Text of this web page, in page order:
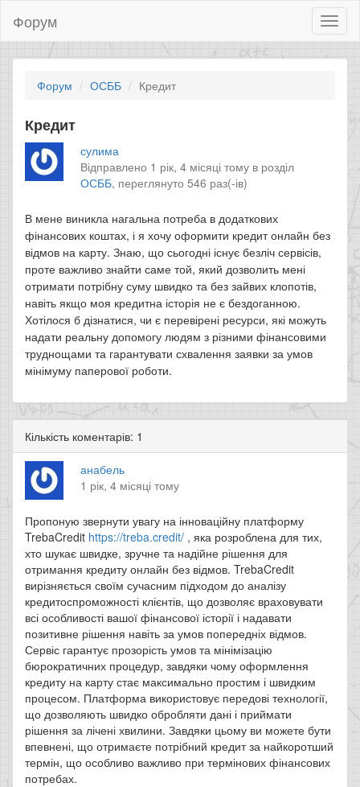
Форум
Форум ОСББ Кредит
Кредит
сулима
Відправлено 1 рік, 4 місяці тому в розділ
ОСББ, переглянуто 546 раз(-ів)
В мене виникла нагальна потреба в додаткових
фінансових коштах, і я хочу оформити кредит онлайн без
відмов на карту. Знаю, що сьогодні існує безліч сервісів,
проте важливо знайти саме той, який дозволить мені
отримати потрібну суму швидко та без зайвих клопотів,
навіть якщо моя кредитна історія не є бездоганною.
Хотілося б дізнатися, чи є перевірені ресурси, які можуть
надати реальну допомогу людям з різними фінансовими
труднощами та гарантувати схвалення заявки за умов
мінімуму паперової роботи.
Кількість коментарів: 1
анабель
1 рік, 4 місяці тому
Пропоную звернути увагу на інноваційну платформу
TrebaCredit https://treba.credit/ , яка розроблена для тих,
хто шукає швидке, зручне та надійне рішення для
отримання кредиту онлайн без відмов. TrebaCredit
вирізняється своїм сучасним підходом до аналізу
кредитоспроможності клієнтів, що дозволяє враховувати
всі особливості вашої фінансової історії і надавати
позитивне рішення навіть за умов попередніх відмов.
Сервіс гарантує прозорість умов та мінімізацію
бюрократичних процедур, завдяки чому оформлення
кредиту на карту стає максимально простим і швидким
процесом. Платформа використовує передові технології,
що дозволяють швидко обробляти дані і приймати
рішення за лічені хвилини. Завдяки цьому ви можете бути
впевнені, що отримаєте потрібний кредит за найкоротший
термін, що особливо важливо при термінових фінансових
потребах.